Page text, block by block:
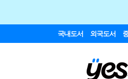
국내도서 외국도서